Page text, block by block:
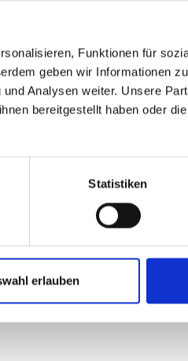
Funktionen für
geben wir Informationen
Analysen weiter. Unsere
bereitgestellt haben oder
Statistiken
erlauben
primär die
sich v.a. die Leber, die
die Milz, beide Nieren
Auch die Darmwände
aber Divertikel zu
Vorteil dieser
darstellen kann.